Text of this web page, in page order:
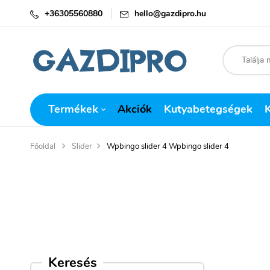
+36305560880 hello@gazdipro.hu
Termékek Akciók Kutyabetegségek
Főoldal Slider Wpbingo slider 4Wpbingo slider 4
Keresés